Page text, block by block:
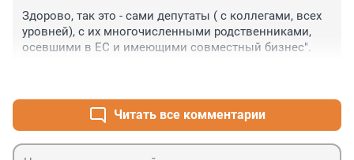
Здорово, так это - сами депутаты ( с коллегами, всех
уровней), с их многочисленными родственниками,
осевшими в ЕС и имеющими совместный бизнес".
Читать все комментарии